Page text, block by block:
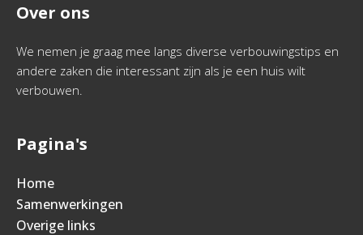
Over ons
We nemen je graag mee langs diverse verbouwingstips en
andere zaken die interessant zijn als je een huis wilt
verbouwen.
Pagina's
Home
Samenwerkingen
Overige links